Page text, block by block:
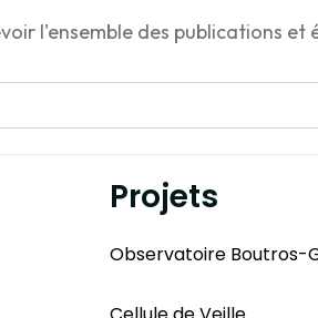
l'ensemble des publications et
Projets
Observatoire Boutros-